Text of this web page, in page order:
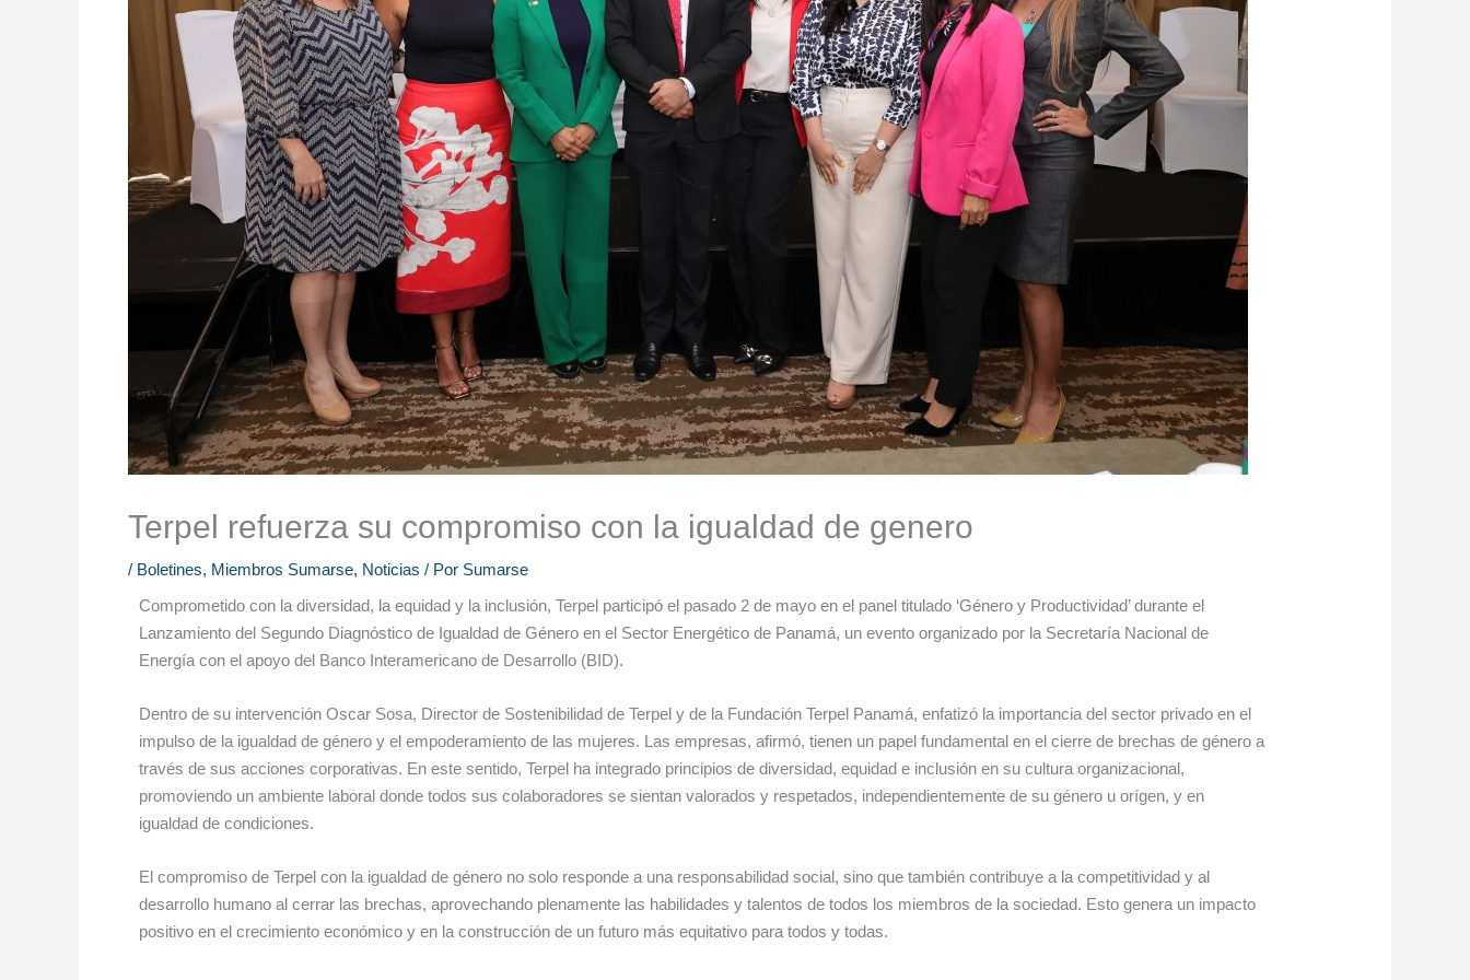
Terpel refuerza su compromiso con la igualdad de genero
/ Boletines, Miembros Sumarse, Noticias / Por Sumarse
Comprometido con la diversidad, la equidad y la inclusión, Terpel participó el pasado 2 de mayo en el panel titulado ‘Género y Productividad’ durante el
Lanzamiento del Segundo Diagnóstico de Igualdad de Género en el Sector Energético de Panamá, un evento organizado por la Secretaría Nacional de
Energía con el apoyo del Banco Interamericano de Desarrollo (BID).
Dentro de su intervención Oscar Sosa, Director de Sostenibilidad de Terpel y de la Fundación Terpel Panamá, enfatizó la importancia del sector privado en el
impulso de la igualdad de género y el empoderamiento de las mujeres. Las empresas, afirmó, tienen un papel fundamental en el cierre de brechas de género a
través de sus acciones corporativas. En este sentido, Terpel ha integrado principios de diversidad, equidad e inclusión en su cultura organizacional,
promoviendo un ambiente laboral donde todos sus colaboradores se sientan valorados y respetados, independientemente de su género u orígen, y en
igualdad de condiciones.
El compromiso de Terpel con la igualdad de género no solo responde a una responsabilidad social, sino que también contribuye a la competitividad y al
desarrollo humano al cerrar las brechas, aprovechando plenamente las habilidades y talentos de todos los miembros de la sociedad. Esto genera un impacto
positivo en el crecimiento económico y en la construcción de un futuro más equitativo para todos y todas.